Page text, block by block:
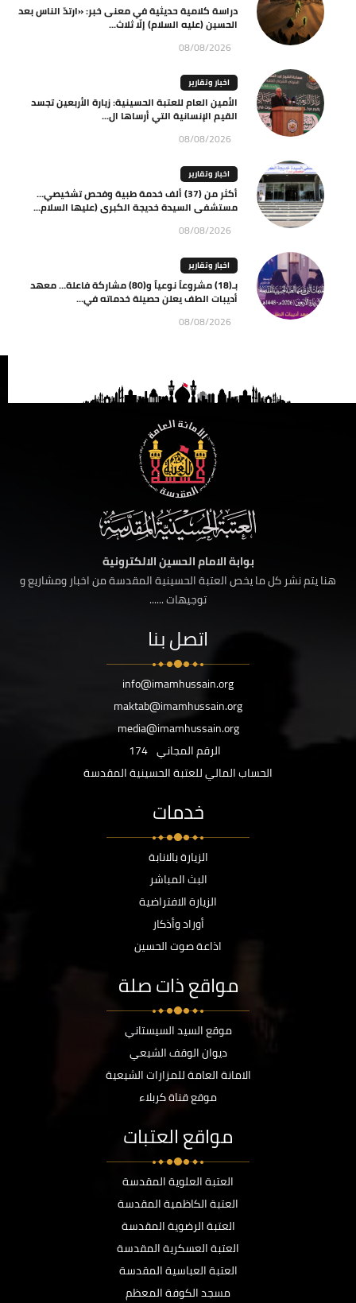
دراسة كلامية حديثية في معنى خبر: «ارتدّ الناس بعد
الحسين (عليه السلام) إلّا ثلاث...
08/08/2026
اخبار وتقارير
الأمين العام للعتبة الحسينية: زيارة الأربعين تجسد
القيم الإنسانية التي أرساها ال...
08/08/2026
اخبار وتقارير
أكثر من (37) ألف خدمة طبية وفحص تشخيصي…
مستشفى السيدة خديجة الكبرى (عليها السلام...
08/08/2026
اخبار وتقارير
بـ(18) مشروعاً نوعياً و(80) مشاركة فاعلة… معهد
أديبات الطف يعلن حصيلة خدماته في...
08/08/2026
بوابة الامام الحسين الالكترونية
هنا يتم نشر كل ما يخص العتبة الحسينية المقدسة من اخبار ومشاريع و
توجيهات ......
اتصل بنا
info@imamhussain.org
maktab@imamhussain.org
media@imamhussain.org
الرقم المجاني 174
الحساب المالي للعتبة الحسينية المقدسة
خدمات
الزيارة بالانابة
البث المباشر
الزيارة الافتراضية
أوراد وأذكار
اذاعة صوت الحسين
مواقع ذات صلة
موقع السيد السيستاني
ديوان الوقف الشيعي
الامانة العامة للمزارات الشيعية
موقع قناة كربلاء
مواقع العتبات
العتبة العلوية المقدسة
العتبة الكاظمية المقدسة
العتبة الرضوية المقدسة
العتبة العسكرية المقدسة
العتبة العباسية المقدسة
مسجد الكوفة المعظم